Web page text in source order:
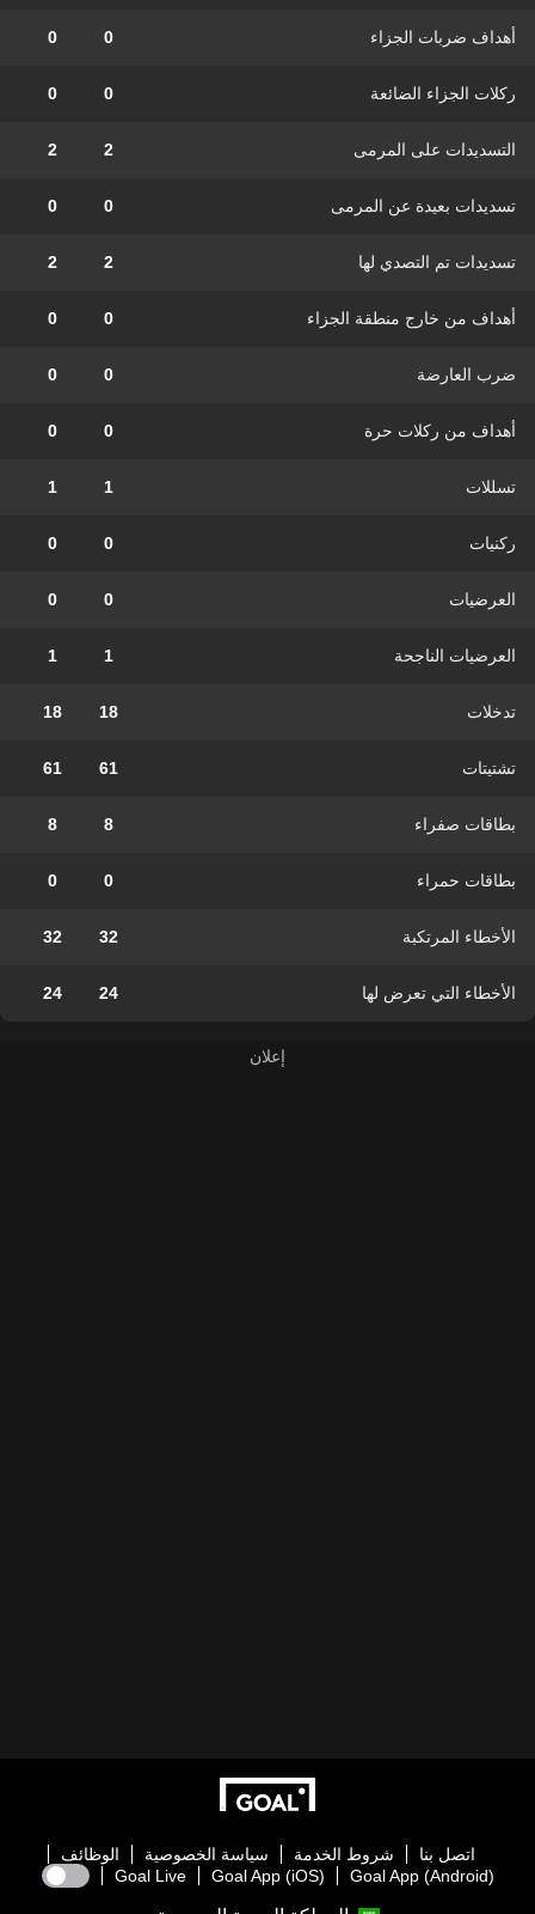
أهداف ضربات الجزاء 0
0
ركلات الجزاء الضائعة 0
0
التسديدات على المرمى 2
2
تسديدات بعيدة عن المرمى 0
0
تسديدات تم التصدي لها 2
2
أهداف من خارج منطقة الجزاء 0
0
ضرب العارضة 0
0
أهداف من ركلات حرة 0
0
تسللات 1
1
ركنيات 0
0
العرضيات 0
0
العرضيات الناجحة 1
1
تدخلات 18
18
تشتيتات 61
61
بطاقات صفراء 8
8
بطاقات حمراء 0
0
الأخطاء المرتكبة 32
32
الأخطاء التي تعرض لها 24
24
اتصل بنا شروط الخدمة سياسة الخصوصية
الوظائف
Goal App (Android)
Goal App (iOS)
Goal Live